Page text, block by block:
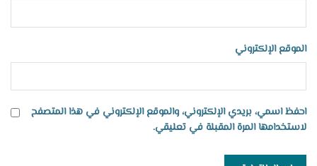
الموقع الإلكتروني
احفظ اسمي، بريدي الإلكتروني، والموقع الإلكتروني في هذا المتصفح
لاستخدامها المرة المقبلة في تعليقي.